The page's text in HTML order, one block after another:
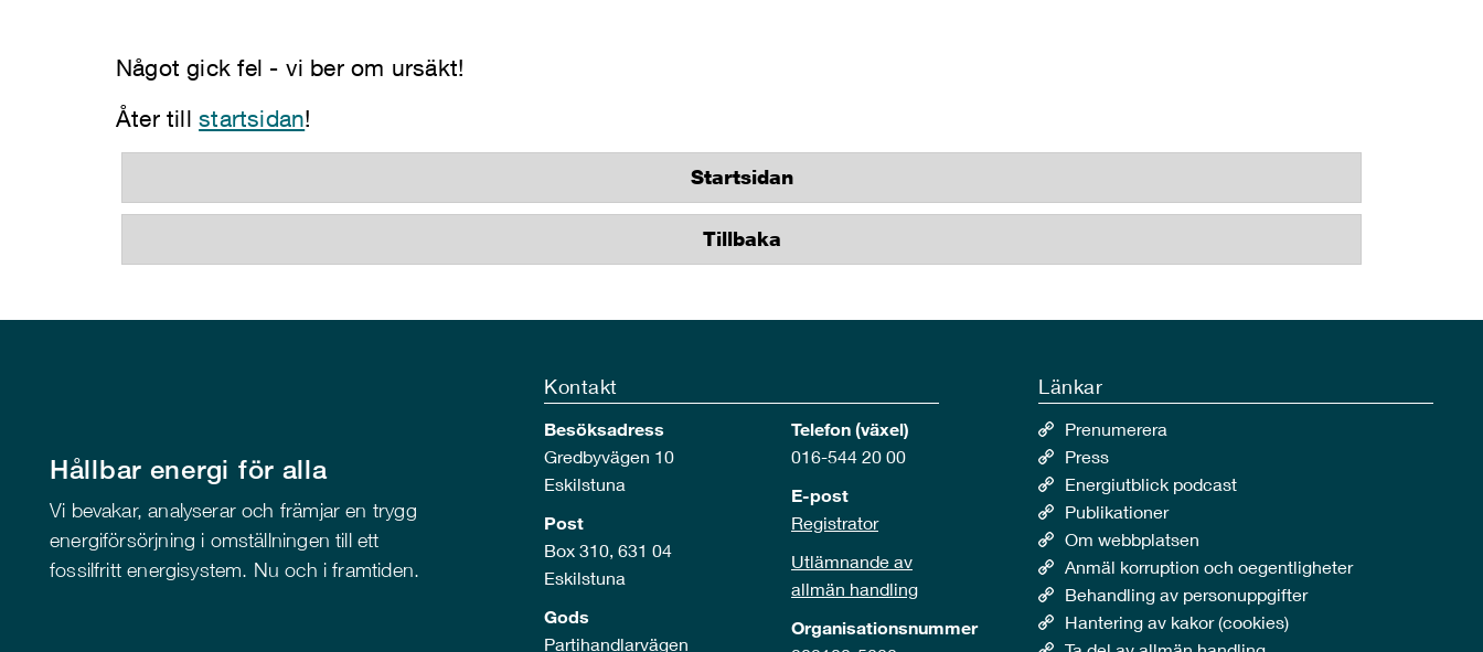
Något gick fel - vi ber om ursäkt!
Åter tillstartsidan!
Startsidan
Tillbaka
Hållbar energi för alla
Vi bevakar, analyserar och främjar en trygg
energiförsörjning i omställningen till ett
fossilfritt energisystem. Nu och i framtiden.
Kontakt
Besöksadress
Gredbyvägen 10
Eskilstuna
Post
Box 310, 631 04
Eskilstuna
Gods
Partihandlarvägen
Telefon (växel)
016-544 20 00
E-post
Registrator
Utlämnande av
allmän handling
Organisationsnummer
Länkar
Prenumerera
Press
Energiutblick podcast
Publikationer
Om webbplatsen
Anmäl korruption och oegentligheter
Behandling av personuppgifter
Hantering av kakor (cookies)